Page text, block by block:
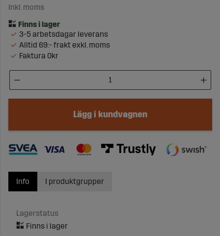
Inkl. moms
3-5 arbetsdagar leverans
Alltid 69:- frakt exkl. moms
Faktura 0kr
Lägg i kundvagnen
Info
Lagerstatus
I produktgrupper